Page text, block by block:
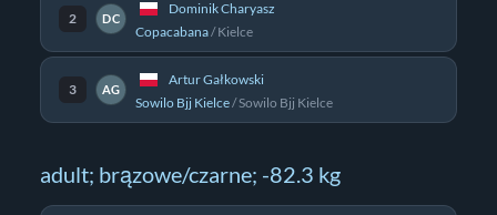
2 DC
Dominik Charyasz
Copacabana/Kielce
3 AG
Artur Gałkowski
Sowilo Bjj Kielce/Sowilo Bjj Kielce
adult; brązowe/czarne; -82.3 kg